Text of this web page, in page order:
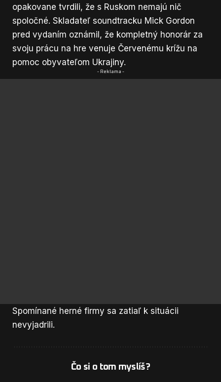
opakovane tvrdili, že s Ruskom nemajú nič
spoločné. Skladateľ soundtracku Mick Gordon
pred vydaním oznámil, že kompletný honorár za
svoju prácu na hre venuje Červenému krížu na
pomoc obyvateľom Ukrajiny.
- Reklama -
Spomínané herné firmy sa zatiaľ k situácii
nevyjadrili.
Čo si o tom myslíš?